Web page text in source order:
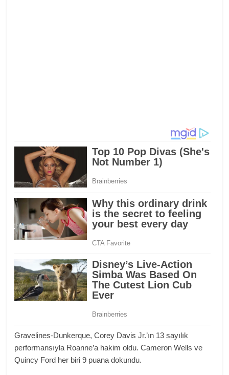
Gravelines-Dunkerque, Corey Davis Jr.’ın 13 sayılık
performansıyla Roanne’a hakim oldu. Cameron Wells ve
Quincy Ford her biri 9 puana dokundu.